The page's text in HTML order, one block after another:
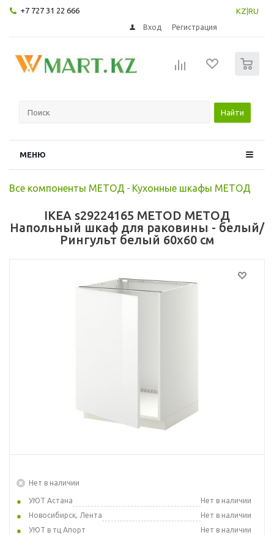
+7 727 31 22 666 KZ RU
Вход Регистрация
Найти
МЕНЮ
Все компоненты МЕТОД - Кухонные шкафы МЕТОД
IKEA s29224165 METOD МЕТОД
Напольный шкаф для раковины - белый/
Рингульт белый 60x60 см
Нет в наличии
УЮТ Астана
Нет в наличии
Новосибирск, Лента
Нет в наличии
УЮТ в тц Апорт
Нет в наличии